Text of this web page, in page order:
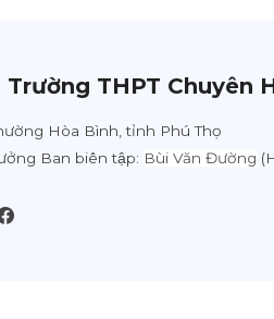
Trường THPT Chuyên
Hòa Bình, tỉnh Phú Thọ
Ban biên tập: Bùi Văn Đường